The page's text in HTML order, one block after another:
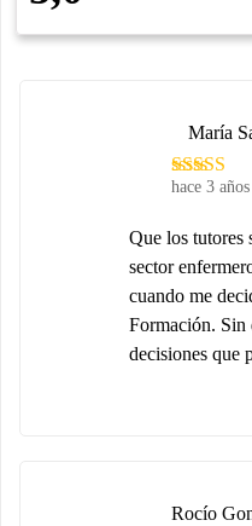
hace 3 años
María
Que los tutores
sector
cuando me
Formación. Sin
decisiones que
Rocío